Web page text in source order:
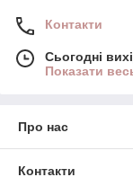
Контакти
Сьогодні
Показати
Про нас
Контакти